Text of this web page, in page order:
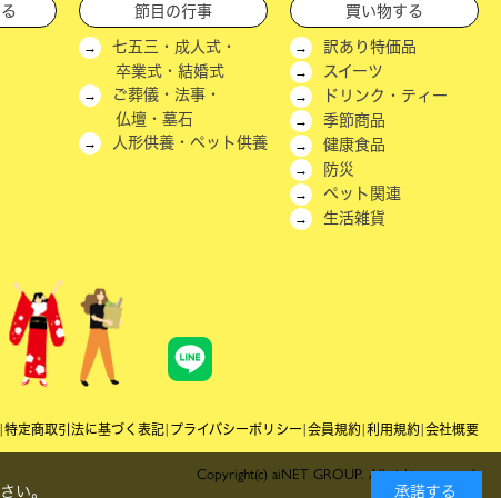
節目の行事
七五三・成人式・
卒業式・結婚式
ご葬儀・法事・
仏壇・墓石
人形供養・ペット供養
買い物する
訳あり特価品
スイーツ
ドリンク・ティー
季節商品
健康食品
防災
ペット関連
生活雑貨
特定商取引法に基づく表記 プライバシーポリシー 会員規約 利用規約 会社概要
Copyright(c) aiNET GROUP. All rights reserved.
い。 承諾する